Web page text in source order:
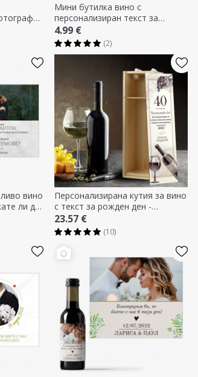
Мини бутилка вино с
персонализиран текст за
моминско парти
4.99 €
(2)
вино
ли да
Персонализирана кутия за вино
с текст за рожден ден -
Наздраве
23.57 €
(10)